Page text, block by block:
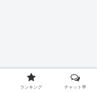
ランキング チャット💬